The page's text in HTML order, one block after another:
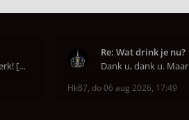
Een goed begin is het halve werk! [emoji6]
Re: Wat drink je nu?
Hk87, do 06 aug 2026, 17:49